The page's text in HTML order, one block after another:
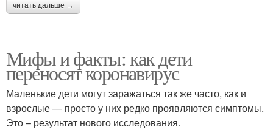
читать дальше →
Мифы и факты: как дети
переносят коронавирус
Маленькие дети могут заражаться так же часто, как и
взрослые — просто у них редко проявляются симптомы.
Это – результат нового исследования.